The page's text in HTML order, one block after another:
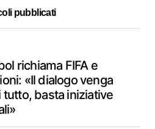
pubblicati
richiama FIFA e
«Il dialogo venga
tutto, basta iniziative